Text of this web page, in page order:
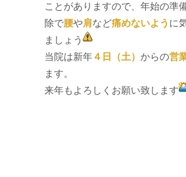
ことがありますので、年始の準
除で腰や肩など痛めないよう に
ましょう
当院は新年４日（土） からの営
ます。
来年もよろしくお願い致します